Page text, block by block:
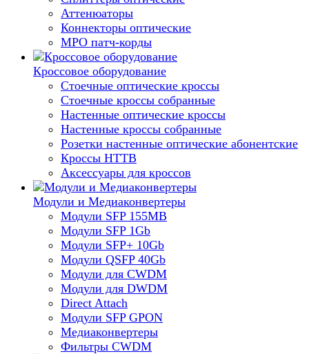
Аттенюаторы
Коннекторы оптические
MPO патч-корды
Кроссовое оборудование
Стоечные оптические кроссы
Стоечные кроссы собранные
Настенные оптические кроссы
Настенные кроссы собранные
Розетки настенные оптические абонентские
Кроссы HTTB
Аксессуары для кроссов
Модули и Медиаконвертеры
Модули SFP 155MB
Модули SFP 1Gb
Модули SFP+ 10Gb
Модули QSFP 40Gb
Модули для CWDM
Модули для DWDM
Direct Attach
Модули SFP GPON
Медиаконвертеры
Фильтры CWDM